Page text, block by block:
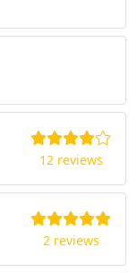
12 reviews
2 reviews